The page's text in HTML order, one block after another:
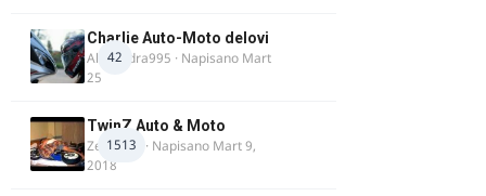
42
Charlie Auto-Moto delovi
Alexandra995 · Napisano Mart
25
1513
TwinZ Auto & Moto
Zeljkamp · Napisano Mart 9,
2018